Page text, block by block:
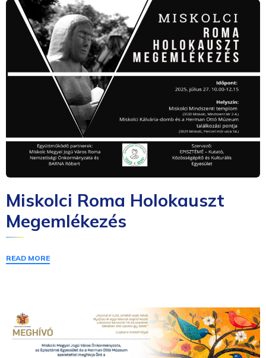
Miskolci Roma Holokauszt
Megemlékezés
READ MORE